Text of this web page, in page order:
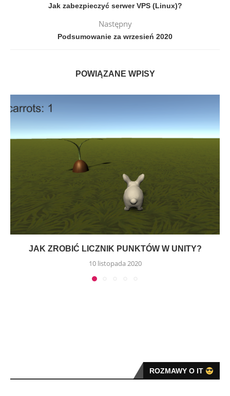
Jak zabezpieczyć serwer VPS (Linux)?
Następny
Podsumowanie za wrzesień 2020
POWIĄZANE WPISY
JAK ZROBIĆ LICZNIK PUNKTÓW W UNITY?
10 listopada 2020
ROZMAWY O IT